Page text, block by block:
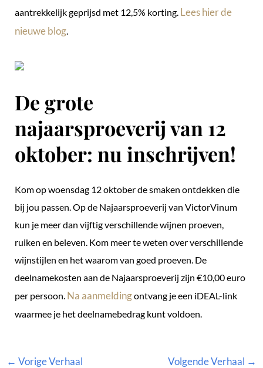
aantrekkelijk geprijsd met 12,5% korting. Lees hier de
nieuwe blog.
De grote
najaarsproeverij van 12
oktober: nu inschrijven!
Kom op woensdag 12 oktober de smaken ontdekken die
bij jou passen. Op de Najaarsproeverij van VictorVinum
kun je meer dan vijftig verschillende wijnen proeven,
ruiken en beleven. Kom meer te weten over verschillende
wijnstijlen en het waarom van goed proeven. De
deelnamekosten aan de Najaarsproeverij zijn €10,00 euro
per persoon. Na aanmeldingontvang je een iDEAL-link
waarmee je het deelnamebedrag kunt voldoen.
← Vorige Verhaal Volgende Verhaal →